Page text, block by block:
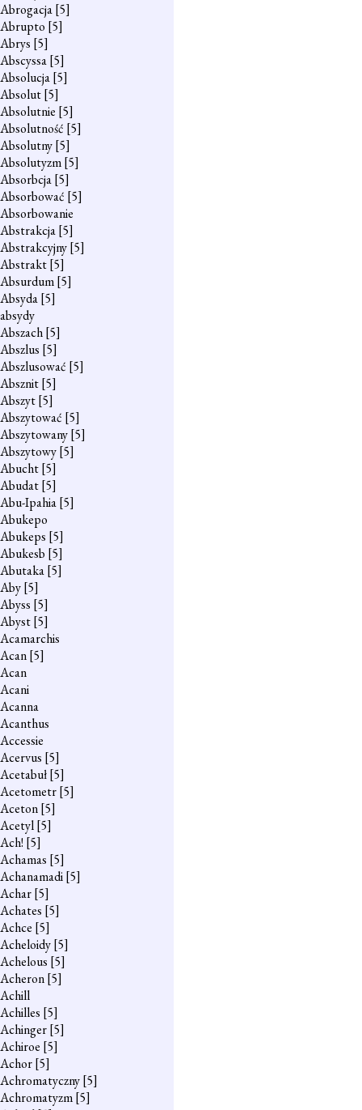
Abrogacja[5]
Abrupto [5]
Abrys [5]
Abscyssa[5]
Absolucja[5]
Absolut[5]
Absolutnie [5]
Absolutność [5]
Absolutny[5]
Absolutyzm[5]
Absorbcja[5]
Absorbować [5]
Absorbowanie
Abstrakcja[5]
Abstrakcyjny[5]
Abstrakt[5]
Absurdum[5]
Absyda[5]
absydy
Abszach[5]
Abszlus [5]
Abszlusować [5]
Absznit[5]
Abszyt[5]
Abszytować [5]
Abszytowany[5]
Abszytowy[5]
Abucht[5]
Abudat[5]
Abu-Ipahia[5]
Abukepo
Abukeps [5]
Abukesb [5]
Abutaka[5]
Aby[5]
Abyss [5]
Abyst[5]
Acamarchis
Acan[5]
Acan
Acani
Acanna
Acanthus
Accessie
Acervus [5]
Acetabuł[5]
Acetometr[5]
Aceton[5]
Acetyl[5]
Ach! [5]
Achamas [5]
Achanamadi[5]
Achar[5]
Achates [5]
Achce [5]
Acheloidy[5]
Achelous [5]
Acheron[5]
Achill
Achilles [5]
Achinger[5]
Achiroe [5]
Achor[5]
Achromatyczny[5]
Achromatyzm[5]